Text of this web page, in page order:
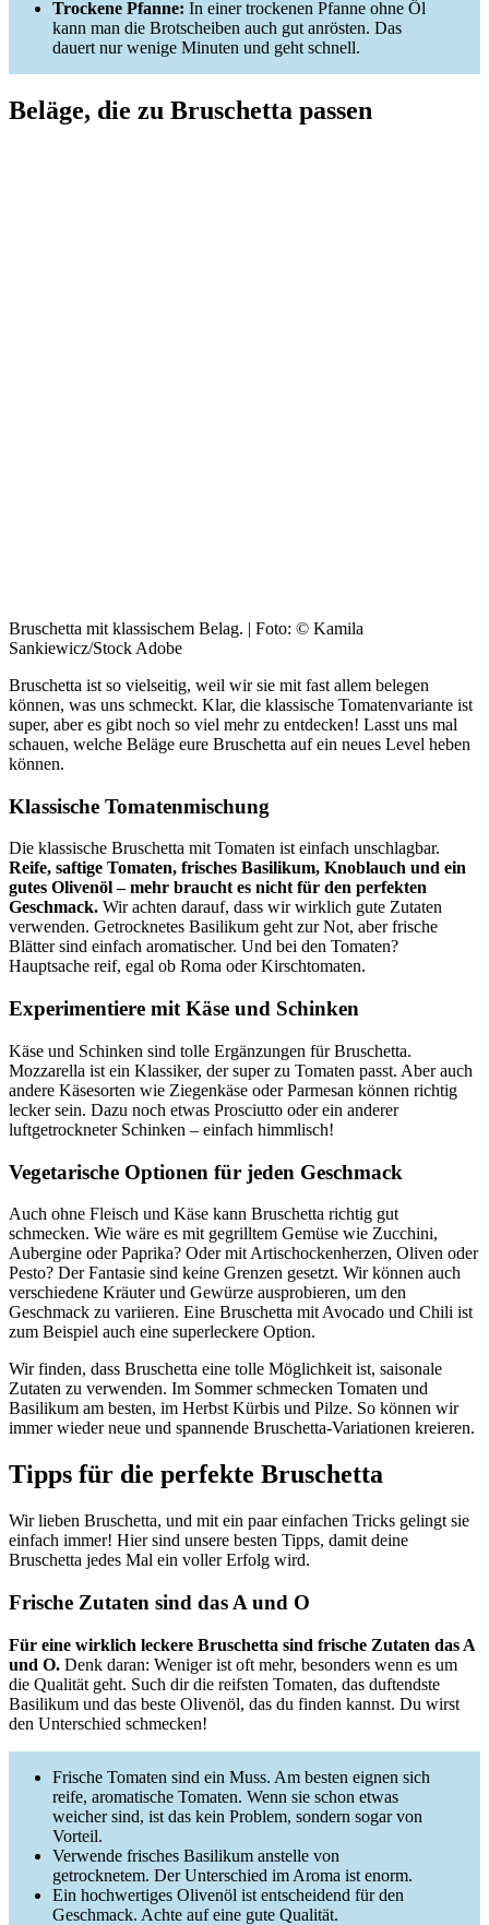
Trockene Pfanne: In einer trockenen Pfanne ohne Öl
kann man die Brotscheiben auch gut anrösten. Das
dauert nur wenige Minuten und geht schnell.
Beläge, die zu Bruschetta passen
Bruschetta mit klassischem Belag. | Foto: © Kamila
Sankiewicz/Stock Adobe
Bruschetta ist so vielseitig, weil wir sie mit fast allem belegen
können, was uns schmeckt. Klar, die klassische Tomatenvariante ist
super, aber es gibt noch so viel mehr zu entdecken! Lasst uns mal
schauen, welche Beläge eure Bruschetta auf ein neues Level heben
können.
Klassische Tomatenmischung
Die klassische Bruschetta mit Tomaten ist einfach unschlagbar.
Reife, saftige Tomaten, frisches Basilikum, Knoblauch und ein
gutes Olivenöl – mehr braucht es nicht für den perfekten
Geschmack. Wir achten darauf, dass wir wirklich gute Zutaten
verwenden. Getrocknetes Basilikum geht zur Not, aber frische
Blätter sind einfach aromatischer. Und bei den Tomaten?
Hauptsache reif, egal ob Roma oder Kirschtomaten.
Experimentiere mit Käse und Schinken
Käse und Schinken sind tolle Ergänzungen für Bruschetta.
Mozzarella ist ein Klassiker, der super zu Tomaten passt. Aber auch
andere Käsesorten wie Ziegenkäse oder Parmesan können richtig
lecker sein. Dazu noch etwas Prosciutto oder ein anderer
luftgetrockneter Schinken – einfach himmlisch!
Vegetarische Optionen für jeden Geschmack
Auch ohne Fleisch und Käse kann Bruschetta richtig gut
schmecken. Wie wäre es mit gegrilltem Gemüse wie Zucchini,
Aubergine oder Paprika? Oder mit Artischockenherzen, Oliven oder
Pesto? Der Fantasie sind keine Grenzen gesetzt. Wir können auch
verschiedene Kräuter und Gewürze ausprobieren, um den
Geschmack zu variieren. Eine Bruschetta mit Avocado und Chili ist
zum Beispiel auch eine superleckere Option.
Wir finden, dass Bruschetta eine tolle Möglichkeit ist, saisonale
Zutaten zu verwenden. Im Sommer schmecken Tomaten und
Basilikum am besten, im Herbst Kürbis und Pilze. So können wir
immer wieder neue und spannende Bruschetta-Variationen kreieren.
Tipps für die perfekte Bruschetta
Wir lieben Bruschetta, und mit ein paar einfachen Tricks gelingt sie
einfach immer! Hier sind unsere besten Tipps, damit deine
Bruschetta jedes Mal ein voller Erfolg wird.
Frische Zutaten sind das A und O
Für eine wirklich leckere Bruschetta sind frische Zutaten das A
und O. Denk daran: Weniger ist oft mehr, besonders wenn es um
die Qualität geht. Such dir die reifsten Tomaten, das duftendste
Basilikum und das beste Olivenöl, das du finden kannst. Du wirst
den Unterschied schmecken!
Frische Tomaten sind ein Muss. Am besten eignen sich
reife, aromatische Tomaten. Wenn sie schon etwas
weicher sind, ist das kein Problem, sondern sogar von
Vorteil.
Verwende frisches Basilikum anstelle von
getrocknetem. Der Unterschied im Aroma ist enorm.
Ein hochwertiges Olivenöl ist entscheidend für den
Geschmack. Achte auf eine gute Qualität.